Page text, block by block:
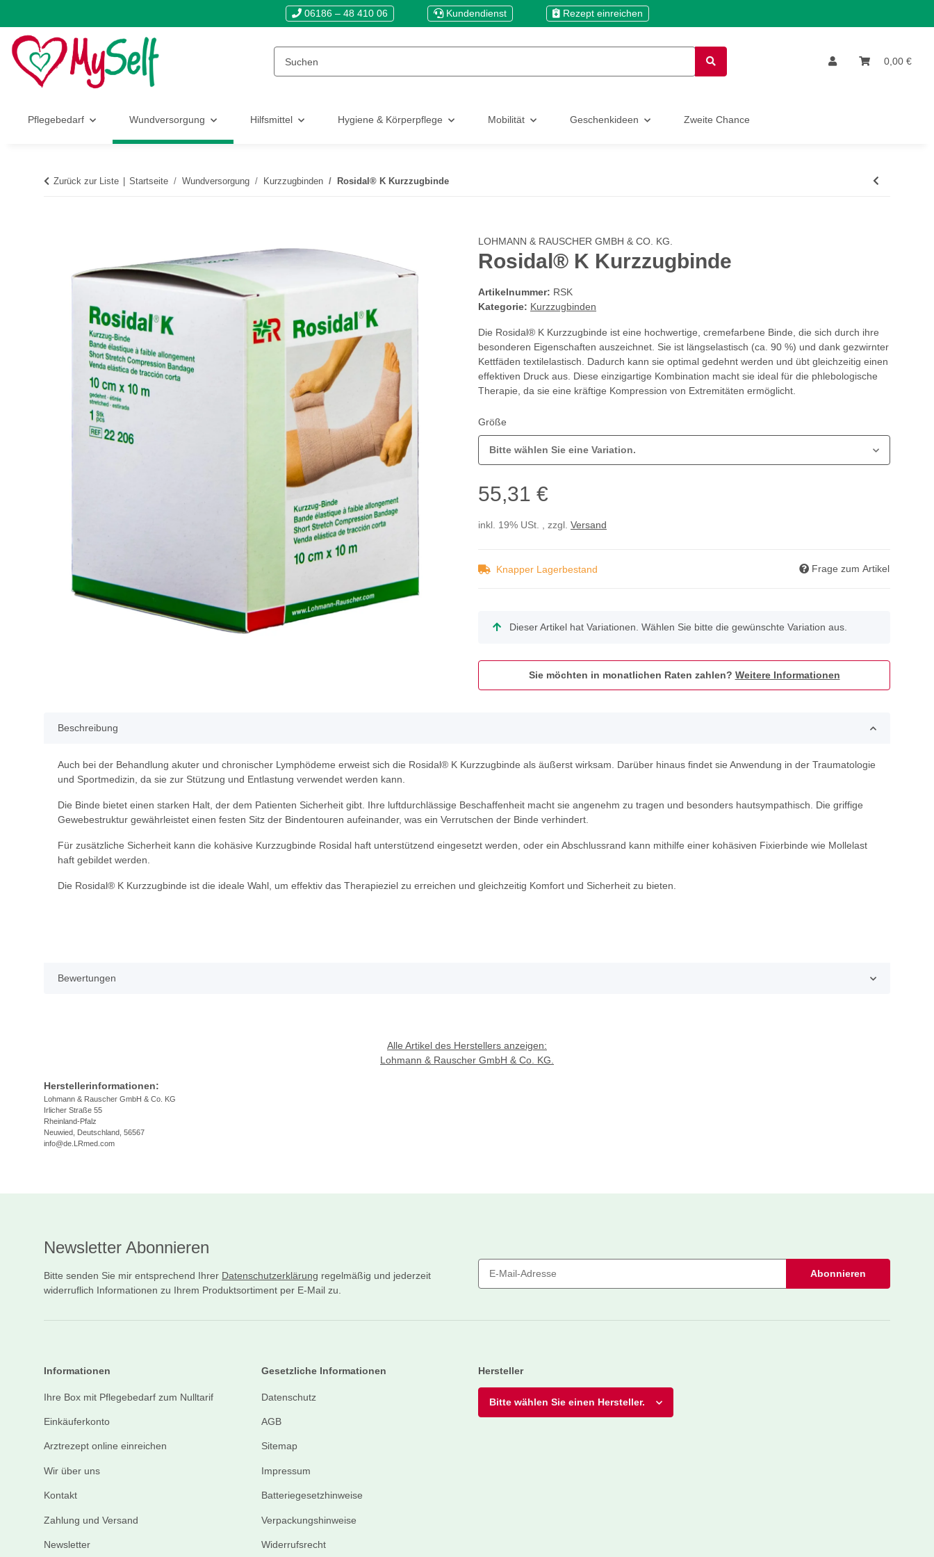
06186 – 48 410 06 Kundendienst Rezept einreichen
0,00 €
Pflegebedarf Wundversorgung Hilfsmittel Hygiene & Körperpflege Mobilität Geschenkideen Zweite Chance
Zurück zur Liste Startseite Wundversorgung Kurzzugbinden Rosidal® K Kurzzugbinde
LOHMANN & RAUSCHER GMBH & CO. KG.
Rosidal® K Kurzzugbinde
Artikelnummer: RSK
Kategorie: Kurzzugbinden
Die Rosidal® K Kurzzugbinde ist eine hochwertige, cremefarbene Binde, die sich durch ihre
besonderen Eigenschaften auszeichnet. Sie ist längselastisch (ca. 90 %) und dank gezwirnter
Kettfäden textilelastisch. Dadurch kann sie optimal gedehnt werden und übt gleichzeitig einen
effektiven Druck aus. Diese einzigartige Kombination macht sie ideal für die phlebologische
Therapie, da sie eine kräftige Kompression von Extremitäten ermöglicht.
Größe
Bitte wählen Sie eine Variation.
55,31 €
inkl. 19% USt. , zzgl. Versand
Knapper Lagerbestand Frage zum Artikel
x Dieser Artikel hat Variationen. Wählen Sie bitte die gewünschte Variation aus.
Sie möchten in monatlichen Raten zahlen? Weitere Informationen
Beschreibung
Auch bei der Behandlung akuter und chronischer Lymphödeme erweist sich die Rosidal® K Kurzzugbinde als äußerst wirksam. Darüber hinaus findet sie Anwendung in der Traumatologie
und Sportmedizin, da sie zur Stützung und Entlastung verwendet werden kann.
Die Binde bietet einen starken Halt, der dem Patienten Sicherheit gibt. Ihre luftdurchlässige Beschaffenheit macht sie angenehm zu tragen und besonders hautsympathisch. Die griffige
Gewebestruktur gewährleistet einen festen Sitz der Bindentouren aufeinander, was ein Verrutschen der Binde verhindert.
Für zusätzliche Sicherheit kann die kohäsive Kurzzugbinde Rosidal haft unterstützend eingesetzt werden, oder ein Abschlussrand kann mithilfe einer kohäsiven Fixierbinde wie Mollelast
haft gebildet werden.
Die Rosidal® K Kurzzugbinde ist die ideale Wahl, um effektiv das Therapieziel zu erreichen und gleichzeitig Komfort und Sicherheit zu bieten.
Bewertungen
Alle Artikel des Herstellers anzeigen:
Lohmann & Rauscher GmbH & Co. KG.
Herstellerinformationen:
Lohmann & Rauscher GmbH & Co. KG
Irlicher Straße 55
Rheinland-Pfalz
Neuwied, Deutschland, 56567
info@de.LRmed.com
Newsletter Abonnieren
Bitte senden Sie mir entsprechend Ihrer Datenschutzerklärung regelmäßig und jederzeit
widerruflich Informationen zu Ihrem Produktsortiment per E-Mail zu.
Abonnieren
Informationen
Ihre Box mit Pflegebedarf zum Nulltarif
Einkäuferkonto
Arztrezept online einreichen
Wir über uns
Kontakt
Zahlung und Versand
Newsletter
Gesetzliche Informationen
Datenschutz
AGB
Sitemap
Impressum
Batteriegesetzhinweise
Verpackungshinweise
Widerrufsrecht
Hersteller
Bitte wählen Sie einen Hersteller.